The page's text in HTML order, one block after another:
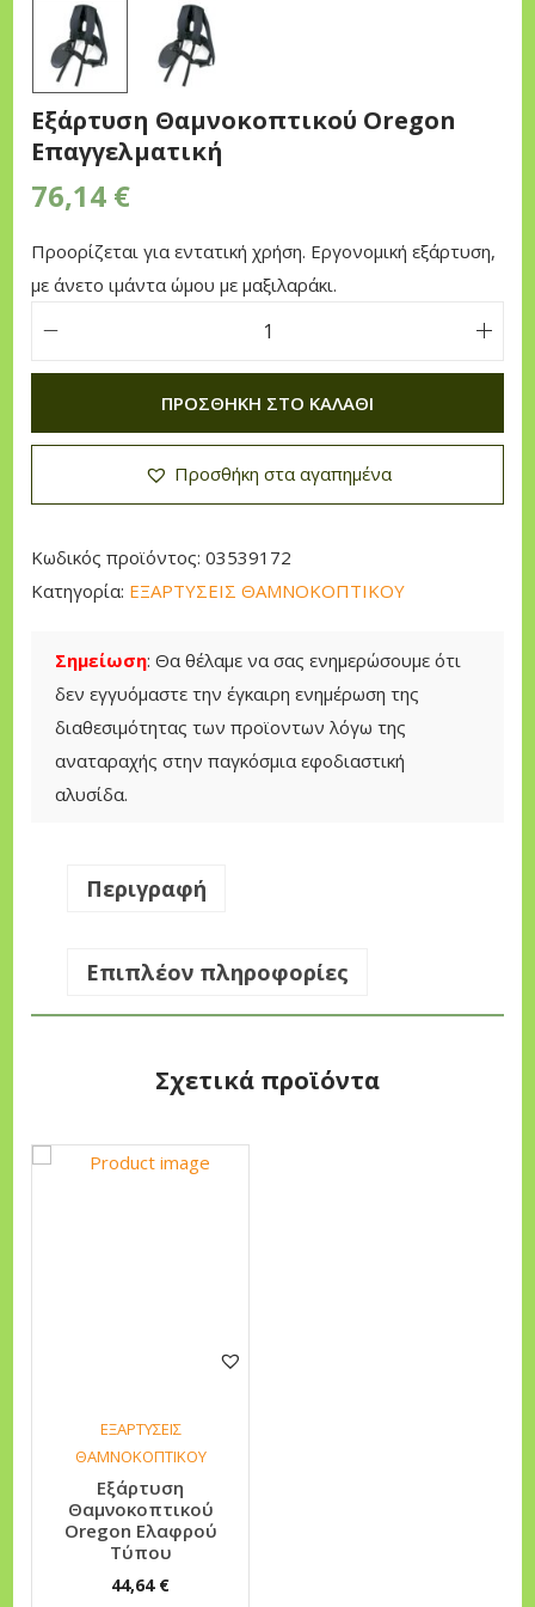
Εξάρτυση Θαμνοκοπτικού Oregon
Επαγγελματική
76,14 €
Προορίζεται για εντατική χρήση. Εργονομική εξάρτυση,
με άνετο ιμάντα ώμου με μαξιλαράκι.
Σημείωση: Θα θέλαμε να σας ενημερώσουμε ότι
δεν εγγυόμαστε την έγκαιρη ενημέρωση της
διαθεσιμότητας των προϊοντων λόγω της
αναταραχής στην παγκόσμια εφοδιαστική
αλυσίδα.
Ε
ξ
ά
ρ
τ
σ
η
ο
ύ
r
ΠΡΟΣΘΉΚΗ ΣΤΟ ΚΑΛΆΘΙ
Προσθήκη στα αγαπημένα
Κωδικός προϊόντος:03539172
Κατηγορία: ΕΞΑΡΤΥΣΕΙΣ ΘΑΜΝΟΚΟΠΤΙΚΟΥ
Περιγραφή
Επιπλέον πληροφορίες
Σχετικά προϊόντα
ΕΞΑΡΤΥΣΕΙΣ
ΘΑΜΝΟΚΟΠΤΙΚΟΥ
Εξάρτυση
Θαμνοκοπτικού
Oregon Ελαφρού
Τύπου
44,64 €